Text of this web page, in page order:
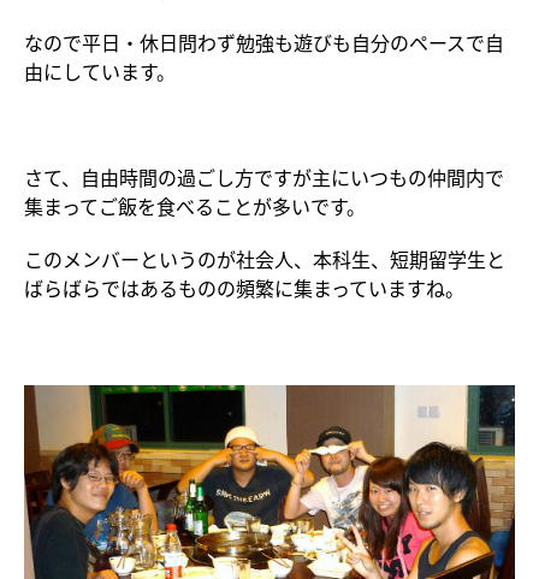
なので平日・休日問わず勉強も遊びも自分のペースで自
由にしています。
さて、自由時間の過ごし方ですが主にいつもの仲間内で
集まってご飯を食べることが多いです。
このメンバーというのが社会人、本科生、短期留学生と
ばらばらではあるものの頻繁に集まっていますね。